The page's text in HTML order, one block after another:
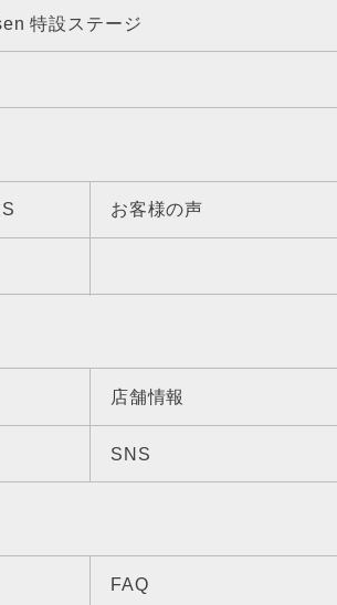
特設ステージ
お客様の声
店舗情報
SNS
FAQ